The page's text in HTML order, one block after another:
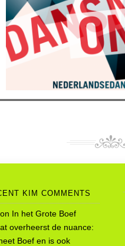
KIM COMMENTS
on In het Grote Boef
overheerst de nuance:
Boef en is ook